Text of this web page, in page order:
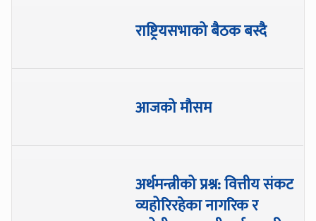
राष्ट्रियसभाको बैठक बस्दै
आजको मौसम
अर्थमन्त्रीको प्रश्न: वित्तीय संकट
व्यहोरिरहेका नागरिक र